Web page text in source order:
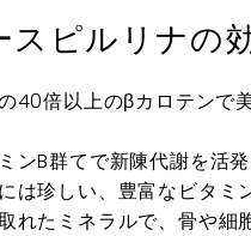
スピルリナの
40倍以上のβカロテンで
ンB群てで新陳代謝を活
は珍しい、豊富なビタミ
れたミネラルで、骨や細